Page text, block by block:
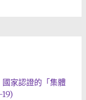
家認證的「集體